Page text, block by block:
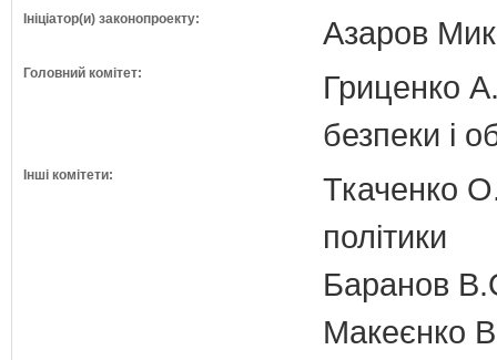
Ініціатор(и) законопроекту: Азаров
Головний комітет:
Гриценко
безпеки і
Інші комітети:
Ткаченко
політики
Баранов
Макеєнко